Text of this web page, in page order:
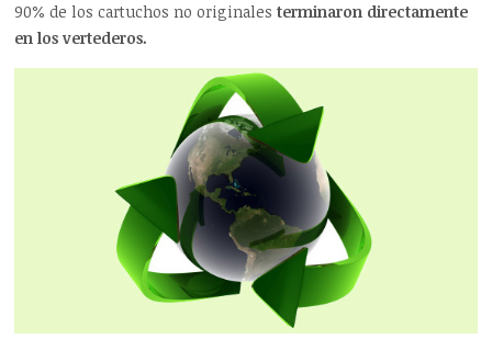
90% de los cartuchos no originales terminaron directamente
en los vertederos.